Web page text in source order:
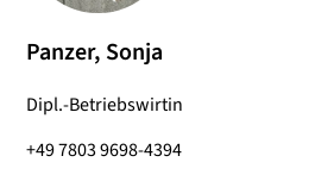
Panzer, Sonja
Dipl.-Betriebswirtin
+49 7803 9698-4394